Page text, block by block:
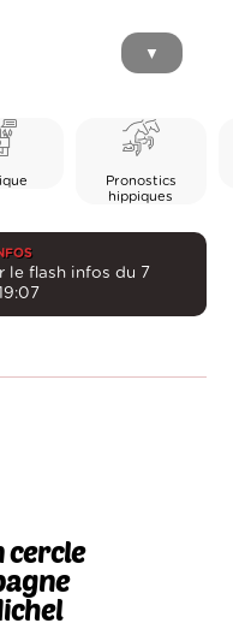
▼
Pronostics
hippiques
le flash infos du 7
cercle